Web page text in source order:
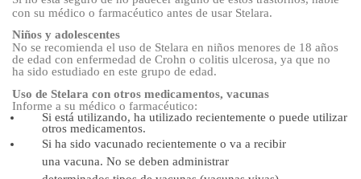
con su médico o farmacéutico antes de usar Stelara.
Niños y adolescentes
No se recomienda el uso de Stelara en niños menores de 18 años
de edad con enfermedad de Crohn o colitis ulcerosa, ya que no
ha sido estudiado en este grupo de edad.
Uso de Stelara con otros medicamentos, vacunas
Informe a su médico o farmacéutico:
Si está utilizando, ha utilizado recientemente o puede utilizar
otros medicamentos.
Si ha sido vacunado recientemente o va a recibir
una vacuna. No se deben administrar